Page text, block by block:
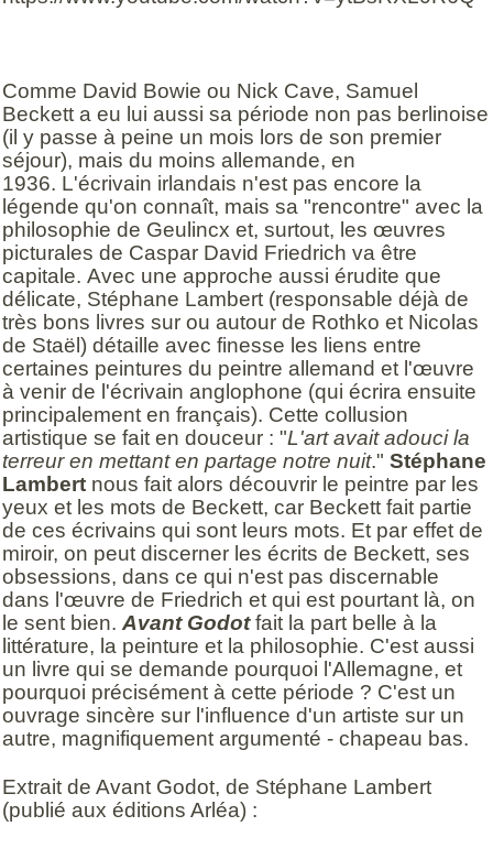
Comme David Bowie ou Nick Cave, Samuel
Beckett a eu lui aussi sa période non pas berlinoise
(il y passe à peine un mois lors de son premier
séjour), mais du moins allemande, en
1936. L'écrivain irlandais n'est pas encore la
légende qu'on connaît, mais sa "rencontre" avec la
philosophie de Geulincx et, surtout, les œuvres
picturales de Caspar David Friedrich va être
capitale. Avec une approche aussi érudite que
délicate, Stéphane Lambert (responsable déjà de
très bons livres sur ou autour de Rothko et Nicolas
de Staël) détaille avec finesse les liens entre
certaines peintures du peintre allemand et l'œuvre
à venir de l'écrivain anglophone (qui écrira ensuite
principalement en français). Cette collusion
artistique se fait en douceur : "L'art avait adouci la
terreur en mettant en partage notre nuit." Stéphane
Lambert nous fait alors découvrir le peintre par les
yeux et les mots de Beckett, car Beckett fait partie
de ces écrivains qui sont leurs mots. Et par effet de
miroir, on peut discerner les écrits de Beckett, ses
obsessions, dans ce qui n'est pas discernable
dans l'œuvre de Friedrich et qui est pourtant là, on
le sent bien.Avant Godot fait la part belle à la
littérature, la peinture et la philosophie. C'est aussi
un livre qui se demande pourquoi l'Allemagne, et
pourquoi précisément à cette période ? C'est un
ouvrage sincère sur l'influence d'un artiste sur un
autre, magnifiquement argumenté - chapeau bas.
Extrait de Avant Godot, de Stéphane Lambert
(publié aux éditions Arléa) :